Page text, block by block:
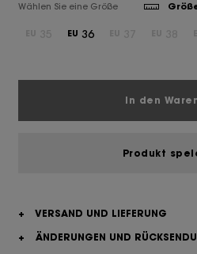
Wählen Sie eine Größe
EU 36
In den
Produkt
+
VERSAND UND LIEFERUNG
+
ÄNDERUNGEN UND